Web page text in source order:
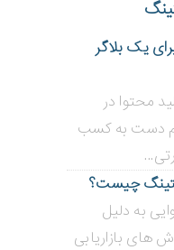
یک بلاگر
محتوا در
دست به کسب
چیست؟
به دلیل
های بازاریابی